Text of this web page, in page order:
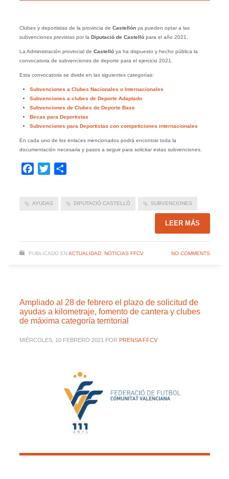
Clubes y deportistas de la provincia de Castellón ya pueden optar a las
subvenciones previstas por la Diputació de Castellópara el año 2021.
La Administración provincial de Castelló ya ha dispuesto y hecho pública la
convocatoria de subvenciones de deporte para el ejercicio 2021.
Esta convocatoria se divide en las siguientes categorías:
Subvenciones a Clubes Nacionales o Internacionales
Subvenciones a clubes de Deporte Adaptado
Subvenciones de Clubes de Deporte Base
Becas para Deportistas
Subvenciones para Deportistas con competiciones internacionales
En cada uno de los enlaces mencionados podrá encontrar toda la
documentación necesaria y pasos a seguir para solicitar estas subvenciones.
Facebook
Twitter
AYUDAS DIPUTACIÓ CASTELLÓ SUBVENCIONES
LEER MÁS
PUBLICADO EN ACTUALIDAD, NOTICIAS FFCV NO COMMENTS
Ampliado al 28 de febrero el plazo de solicitud de
ayudas a kilometraje, fomento de cantera y clubes
de máxima categoría territorial
MIÉRCOLES, 10 FEBRERO 2021 POR PRENSA FFCV